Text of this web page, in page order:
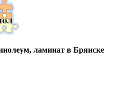
ламинат в Брянске